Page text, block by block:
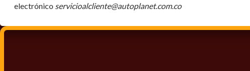
electrónico servicioalcliente@autoplanet.com.co